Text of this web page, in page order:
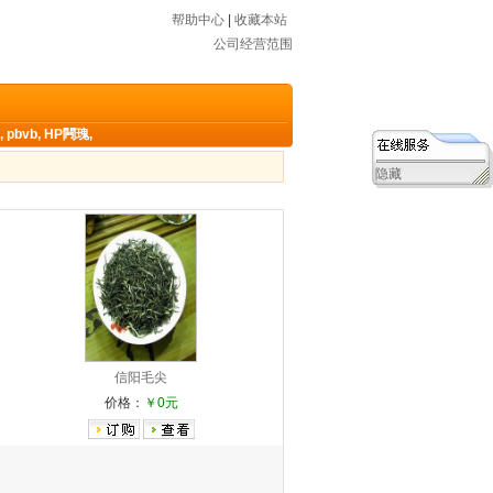
帮助中心
收藏本站
公司经营范围
, pbvb, HP闁瑰,
隐藏
信阳毛尖
价格： ￥0元